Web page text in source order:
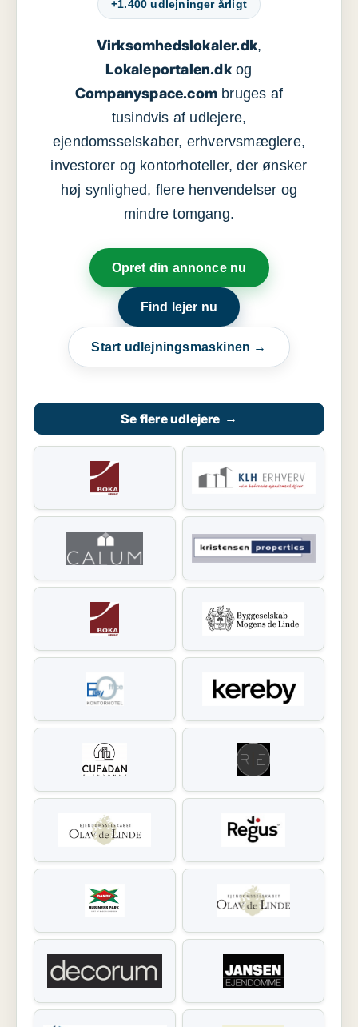
+1.400 udlejninger årligt
Virksomhedslokaler.dk,
Lokaleportalen.dkog
Companyspace.com bruges af
tusindvis af udlejere,
ejendomsselskaber, erhvervsmæglere,
investorer og kontorhoteller, der ønsker
høj synlighed, flere henvendelser og
mindre tomgang.
Opret din annonce nu
Find lejer nu
Start udlejningsmaskinen →
Se flere udlejere →